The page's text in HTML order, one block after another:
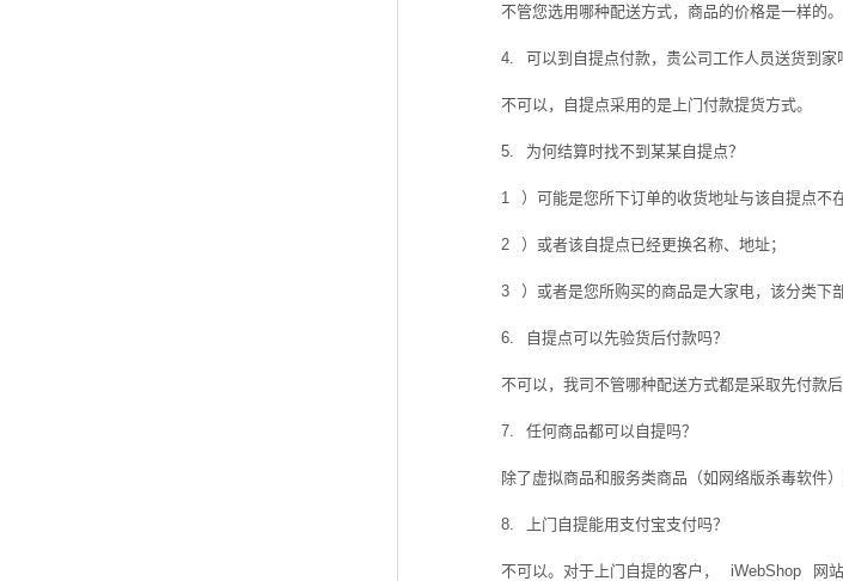
不管您选用哪种配送方式，商品的价格是一样的。
4. 可以到自提点付款，贵公司工作人员送货到家
不可以，自提点采用的是上门付款提货方式。
5. 为何结算时找不到某某自提点？
1 ）可能是您所下订单的收货地址与该自提点不
2 ）或者该自提点已经更换名称、地址；
3 ）或者是您所购买的商品是大家电，该分类下
6. 自提点可以先验货后付款吗？
不可以，我司不管哪种配送方式都是采取先付款后
7. 任何商品都可以自提吗？
除了虚拟商品和服务类商品（如网络版杀毒软件
8. 上门自提能用支付宝支付吗？
不可以。对于上门自提的客户， iWebShop 网